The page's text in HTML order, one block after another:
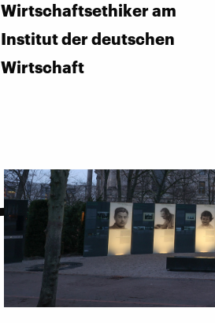
Wirtschaftsethiker am
Institut der deutschen
Wirtschaft